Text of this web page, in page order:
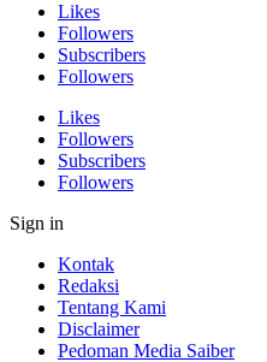
Likes
Followers
Subscribers
Followers
Likes
Followers
Subscribers
Followers
Sign in
Kontak
Redaksi
Tentang Kami
Disclaimer
Pedoman Media Saiber